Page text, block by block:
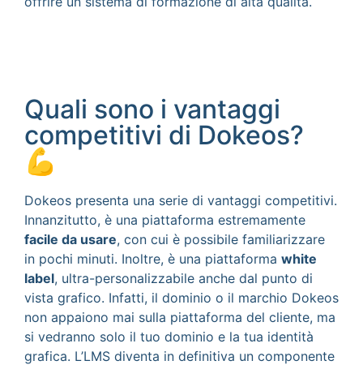
Quali sono i vantaggi
competitivi di Dokeos?
💪
Dokeos presenta una serie di vantaggi competitivi.
Innanzitutto, è una piattaforma estremamente
facile da usare, con cui è possibile familiarizzare
in pochi minuti. Inoltre, è una piattaforma white
label, ultra-personalizzabile anche dal punto di
vista grafico. Infatti, il dominio o il marchio Dokeos
non appaiono mai sulla piattaforma del cliente, ma
si vedranno solo il tuo dominio e la tua identità
grafica. L’LMS diventa in definitiva un componente